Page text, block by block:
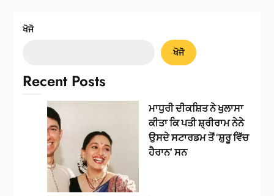
ਖੋਜੋ
ਖੋਜੋ
Recent Posts
ਮਾਧੁਰੀ ਦੀਕਸ਼ਿਤ ਨੇ ਖੁਲਾਸਾ
ਕੀਤਾ ਕਿ ਪਤੀ ਸ਼੍ਰੀਰਾਮ ਨੇਨੇ
ਉਸਦੇ ਸਟਾਰਡਮ ਤੋਂ ‘ਸ਼ੁਰੂ ਵਿੱਚ
ਹੈਰਾਨ’ ਸਨ